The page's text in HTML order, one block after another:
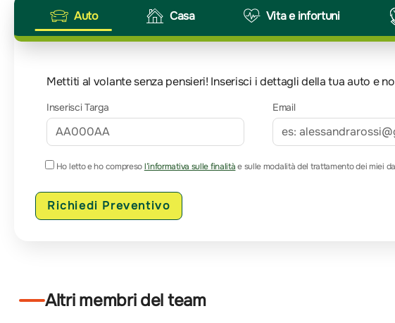
Auto Casa Vita e infortuni
Mettiti al volante senza pensieri! Inserisci i dettagli della tua auto e
Inserisci Targa Email
Ho letto e ho compresol’informativa sulle finalitàe sulle modalità del trattamento dei miei
Richiedi Preventivo
Altri membri del team